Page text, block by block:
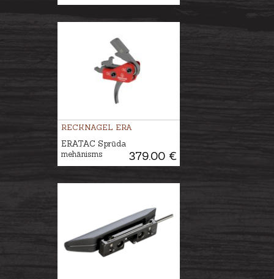
RECKNAGEL ERA
379.00 €
ERATAC Sprūda
mehānisms